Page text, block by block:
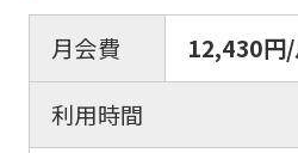
月会費
12,430円
利用時間
it